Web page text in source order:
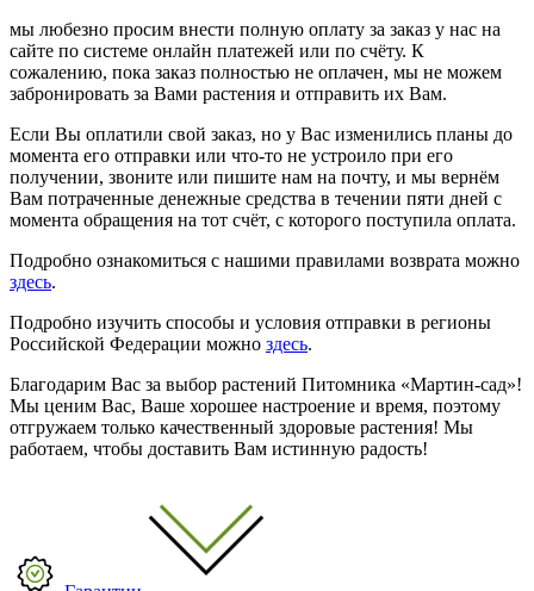
мы любезно просим внести полную оплату за заказ у нас на
сайте по системе онлайн платежей или по счёту. К
сожалению, пока заказ полностью не оплачен, мы не можем
забронировать за Вами растения и отправить их Вам.
Если Вы оплатили свой заказ, но у Вас изменились планы до
момента его отправки или что-то не устроило при его
получении, звоните или пишите нам на почту, и мы вернём
Вам потраченные денежные средства в течении пяти дней с
момента обращения на тот счёт, с которого поступила оплата.
Подробно ознакомиться с нашими правилами возврата можно
здесь.
Подробно изучить способы и условия отправки в регионы
Российской Федерации можно здесь.
Благодарим Вас за выбор растений Питомника «Мартин-сад»!
Мы ценим Вас, Ваше хорошее настроение и время, поэтому
отгружаем только качественный здоровые растения! Мы
работаем, чтобы доставить Вам истинную радость!